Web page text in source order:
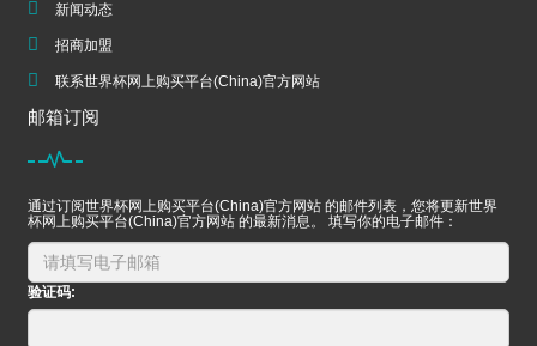
新闻动态
招商加盟
联系世界杯网上购买平台(China)官方网站
邮箱订阅
通过订阅世界杯网上购买平台(China)官方网站 的邮件列表，您将更新世界
杯网上购买平台(China)官方网站 的最新消息。 填写你的电子邮件：
验证码: